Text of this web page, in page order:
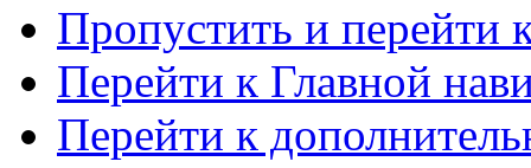
Пропустить и перейти
Перейти к Главной
Перейти к